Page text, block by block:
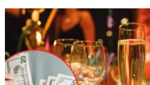
Rituales de fin de año